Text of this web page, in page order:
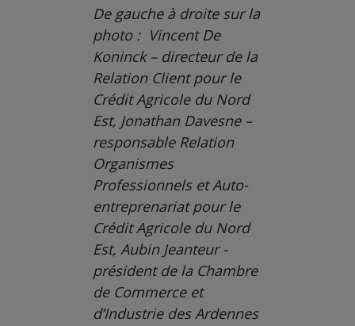
De gauche à droite sur la
photo : Vincent De
Koninck – directeur de la
Relation Client pour le
Crédit Agricole du Nord
Est, Jonathan Davesne –
responsable Relation
Organismes
Professionnels et Auto-
entreprenariat pour le
Crédit Agricole du Nord
Est, Aubin Jeanteur -
président de la Chambre
de Commerce et
d’Industrie des Ardennes